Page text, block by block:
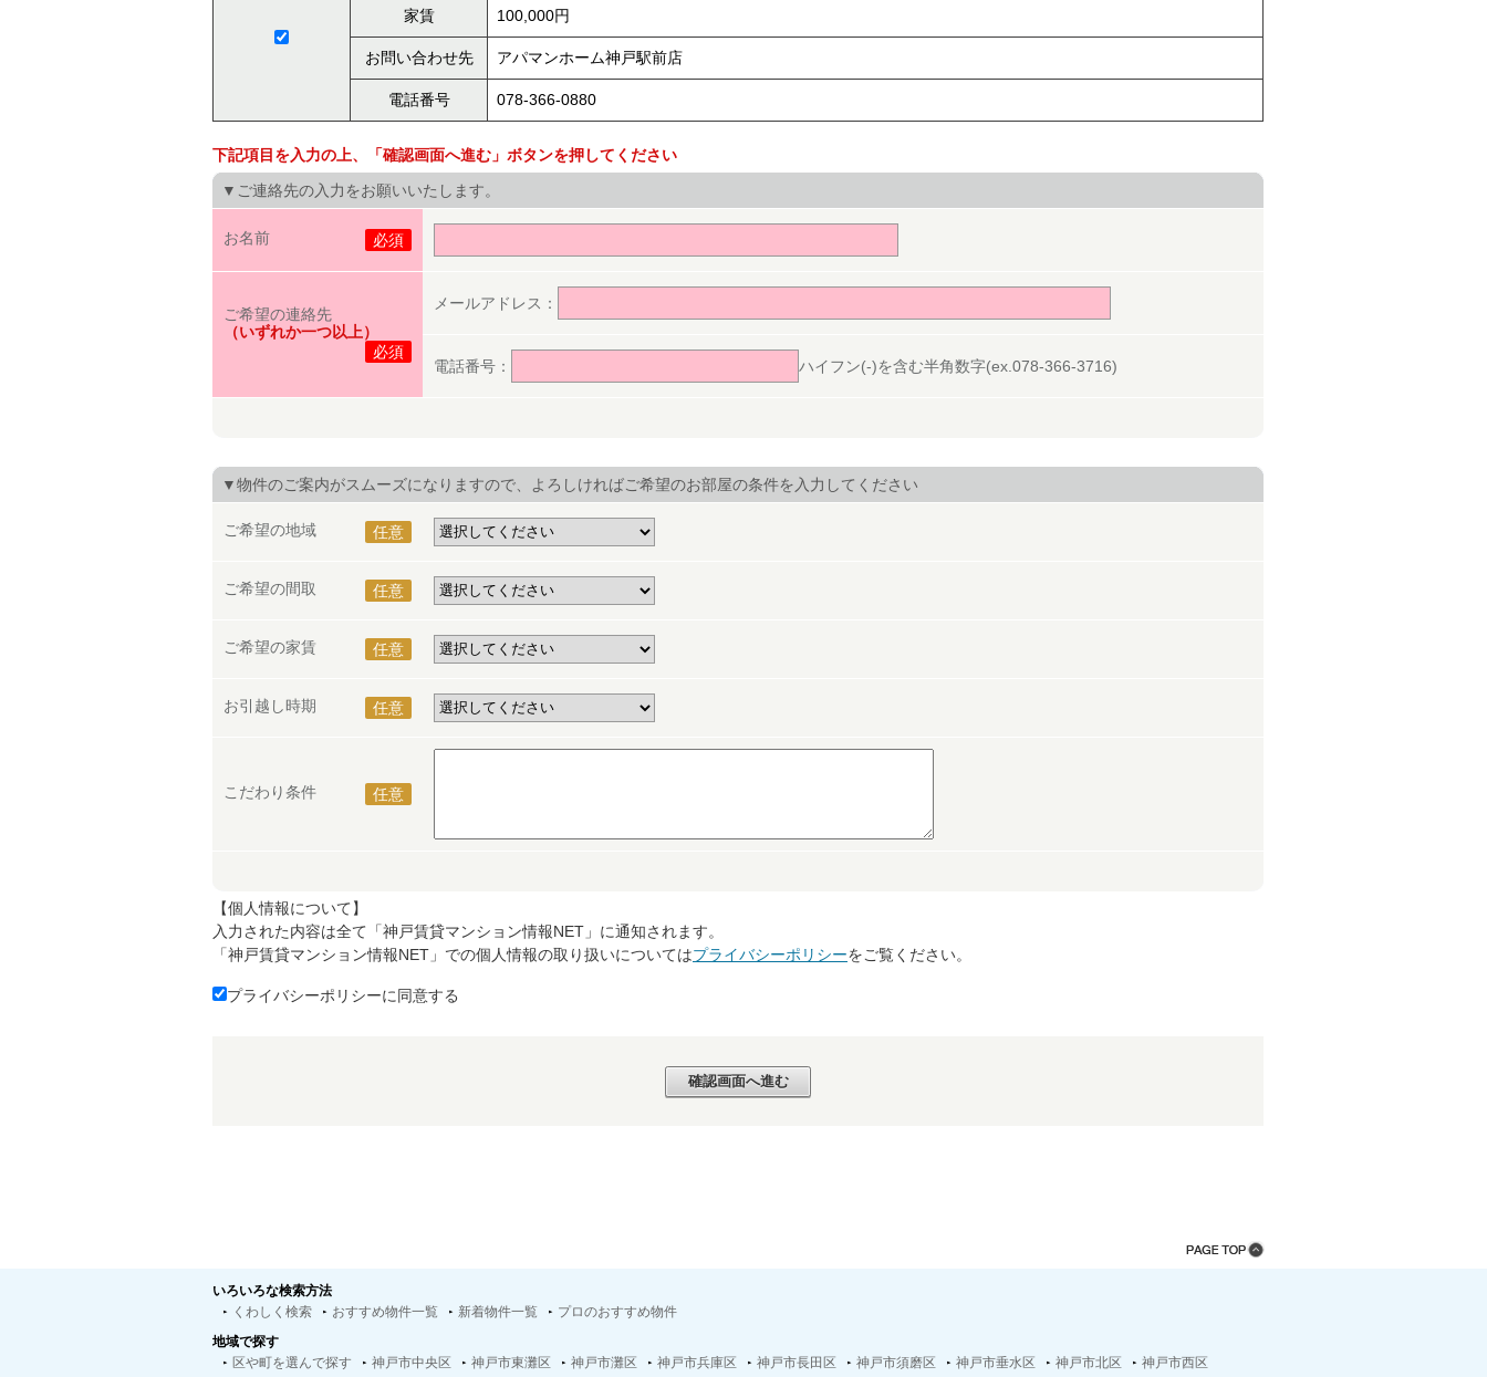
家賃 100,000円
お問い合わせ先 アパマンホーム神戸駅前店
電話番号 078-366-0880
下記項目を入力の上、「確認画面へ進む」ボタンを押してください
▼ご連絡先の入力をお願いいたします。
お名前 必須
ご希望の連絡先
（いずれか一つ以上）
必須
メールアドレス：
電話番号： ハイフン(-)を含む半角数字(ex.078-366-3716)
▼物件のご案内がスムーズになりますので、よろしければご希望のお部屋の条件を入力してください
ご希望の地域 任意
ご希望の間取 任意
ご希望の家賃 任意
お引越し時期 任意
こだわり条件 任意
【個人情報について】
入力された内容は全て「神戸賃貸マンション情報NET」に通知されます。
「神戸賃貸マンション情報NET」での個人情報の取り扱いについてはプライバシーポリシーをご覧ください。
プライバシーポリシーに同意する
いろいろな検索方法
くわしく検索
おすすめ物件一覧 新着物件一覧
プロのおすすめ物件
地域で探す
区や町を選んで探す
神戸市中央区 神戸市東灘区 神戸市灘区 神戸市兵庫区 神戸市長田区 神戸市須磨区 神戸市垂水区 神戸市北区 神戸市西区